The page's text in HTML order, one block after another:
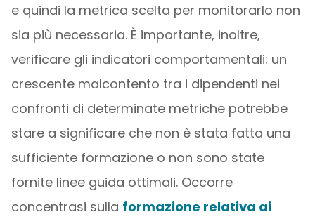
e quindi la metrica scelta per monitorarlo non
sia più necessaria. È importante, inoltre,
verificare gli indicatori comportamentali: un
crescente malcontento tra i dipendenti nei
confronti di determinate metriche potrebbe
stare a significare che non è stata fatta una
sufficiente formazione o non sono state
fornite linee guida ottimali. Occorre
concentrasi sulla formazione relativa ai